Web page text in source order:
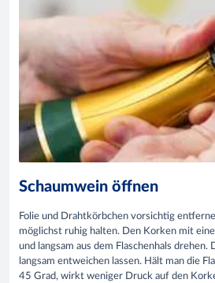
Schaumwein öffnen
Folie und Drahtkörbchen vorsichtig
möglichst ruhig halten. Den Korken mit
und langsam aus dem Flaschenhals drehen.
langsam entweichen lassen. Hält man die
45 Grad, wirkt weniger Druck auf den